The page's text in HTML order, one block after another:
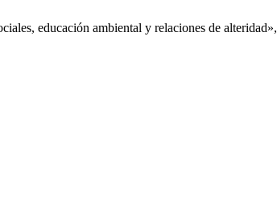
educación ambiental y relaciones de alteridad»,